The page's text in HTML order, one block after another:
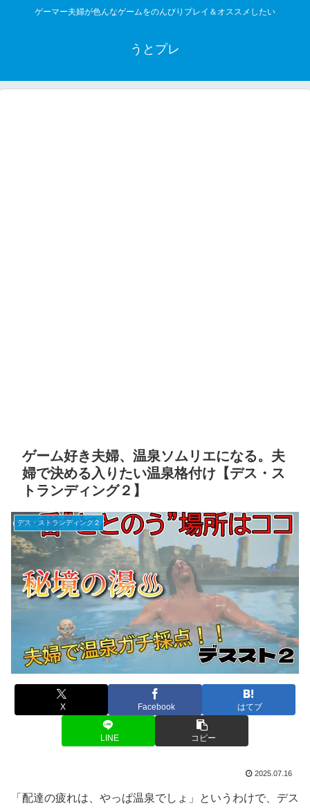
ゲーマー夫婦が色んなゲームをのんびりプレイ＆オススメしたい
うとプレ
ゲーム好き夫婦、温泉ソムリエになる。夫
婦で決める入りたい温泉格付け【デス・ス
トランディング２】
デス・ストランディング２
X Facebook はてブ
LINE コピー
2025.07.16
「配達の疲れは、やっぱ温泉でしょ」というわけで、デス